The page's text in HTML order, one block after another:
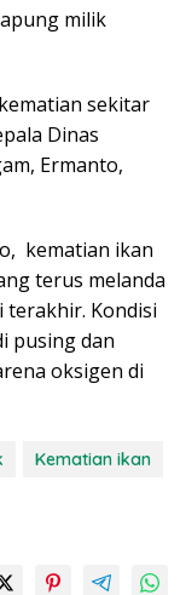
milik
sekitar
Dinas
Ermanto,
kematian ikan
terus melanda
terakhir. Kondisi
pusing dan
oksigen di
Kematian ikan